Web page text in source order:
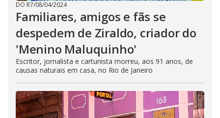
DO R7/08/04/2024
Familiares, amigos e fãs se
despedem de Ziraldo, criador do
'Menino Maluquinho'
Escritor, jornalista e cartunista morreu, aos 91 anos, de
causas naturais em casa, no Rio de Janeiro